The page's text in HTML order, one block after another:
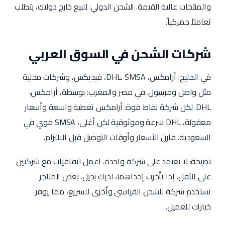
والمنتجات عالية القيمة. الشحن الدولي: للبيع خارج دولتك، يتطلب
تعاملاً جمركياً.
شركات الشحن في السوق العربي
في الخليج: أرامكس، DHL، SMSA، فيديكس، وشركات محلية
مثل واصل ومرسول. في مصر والمغرب: بوسطة، أرامكس،
DHL. لكل شركة نقاط قوة: أرامكس تغطية واسعة وأسعار
معقولة، DHL سرعة وموثوقية لكن أغلى، SMSA قوي في
السعودية. قارن الأسعار وأوقات التوصيل قبل الالتزام.
نصيحة: لا تعتمد على شركة واحدة. اعمل اتفاقيات مع شركتين
على الأقل. إذا تأخرت إحداهما، لديك بديل. بعض المتاجر
تستخدم شركة للشحن القياسي وأخرى للسريع، مما يوفر
خيارات للعميل.